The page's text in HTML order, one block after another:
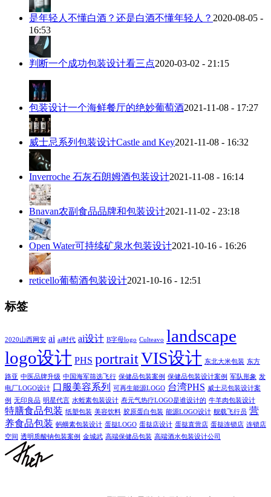
是年轻人不懂白酒？还是白酒不懂年轻人？ 2020-08-05 -
16:53
判断一个成功包装设计看三点2020-03-02 - 21:15
包装设计一个海鲜餐厅的绝妙葡萄酒2021-11-08 - 17:27
威士忌系列包装设计Castle and Key2021-11-08 - 16:32
Inverroche 石灰石朗姆酒包装设计2021-11-08 - 16:14
Bnavan农副食品品牌和包装设计2021-11-02 - 23:18
Open Water可持续矿泉水包装设计2021-10-16 - 16:26
reticello葡萄酒包装设计2021-10-16 - 12:51
标签
2020山西网安 ai ai时代 ai设计 B字母logo Culteavo landscape
logo设计 PHS portraitVIS设计 东北大米包装 东方
路亚 中医品牌升级 中国海军筛选飞行 保健品包装案例 保健品包装设计案例 军队形象 发
电厂LOGO设计 口服美容系列 可再生能源LOGO 台湾PHS 威士忌包装设计案
例 无印良品 明星代言 水蛭素包装设计 焘元气热疗LOGO是谁设计的 牛羊肉包装设计
特膳食品包装 纸塑包装 美容饮料 胶原蛋白包装 能源LOGO设计 舰载飞行员 营
养食品包装 蚂蟥素包装设计 蛋挞LOGO 蛋挞店设计 蛋挞直营店 蛋挞连锁店 连锁店
空间 透明质酸钠包装案例 金城武 高端保健品包装 高端酒水包装设计公司